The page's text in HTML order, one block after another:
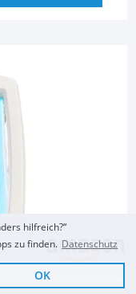
Sofort Lieferbar
hilfreich?“
zu finden. Datenschutz
OK